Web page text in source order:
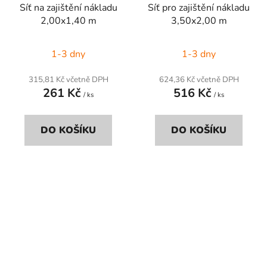
Síť na zajištění nákladu
2,00x1,40 m
1-3 dny
315,81 Kč včetně DPH
261 Kč / ks
DO KOŠÍKU
Síť pro zajištění nákladu
3,50x2,00 m
1-3 dny
624,36 Kč včetně DPH
516 Kč / ks
DO KOŠÍKU